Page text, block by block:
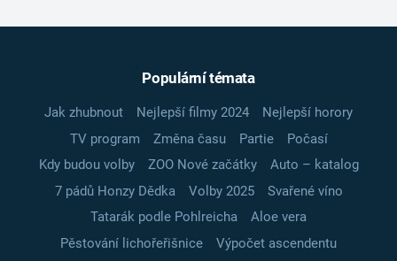
Populární témata
Jak zhubnout Nejlepší filmy 2024
Nejlepší horory
TV program
Změna času Partie
Počasí
Kdy budou volby
ZOO Nové začátky
Auto – katalog
7 pádů Honzy Dědka
Volby 2025
Svařené víno
Tatarák podle Pohlreicha
Aloe vera
Pěstování lichořeřišnice
Výpočet ascendentu